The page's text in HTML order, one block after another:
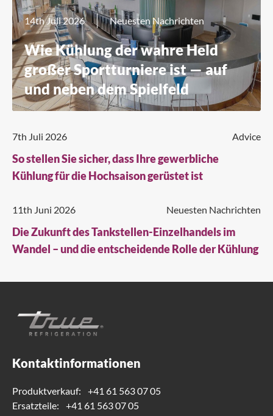
14th Juli 2026 Neuesten Nachrichten
Wie Kühlung der wahre Held
großer Sportturniere ist — auf
und neben dem Spielfeld
7th Juli 2026 Advice
So stellen Sie sicher, dass Ihre gewerbliche
Kühlung für die Hochsaison gerüstet ist
11th Juni 2026 Neuesten Nachrichten
Die Zukunft des Tankstellen-Einzelhandels im
Wandel – und die entscheidende Rolle der Kühlung
Kontaktinformationen
Produktverkauf:
+41 61 563 07 05
Ersatzteile:
+41 61 563 07 05